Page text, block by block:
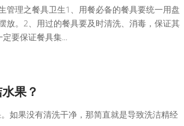
管理之餐具卫生1、用餐必备的餐具要统一用盘
放。2、用过的餐具要及时清洗、消毒，保证其
要保证餐具集...
果？
如果没有清洗干净，那简直就是导致洗洁精经